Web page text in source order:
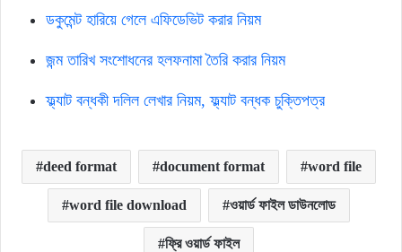
ডকুমেন্ট হারিয়ে গেলে এফিডেভিট করার নিয়ম
জন্ম তারিখ সংশোধনের হলফনামা তৈরি করার নিয়ম
ফ্ল্যাট বন্ধকী দলিল লেখার নিয়ম, ফ্ল্যাট বন্ধক চুক্তিপত্র
deed format document format word file
word file download ওয়ার্ড ফাইল ডাউনলোড
ফ্রি ওয়ার্ড ফাইল